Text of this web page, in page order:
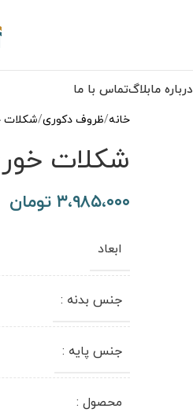
درباره مابلاگتماس با ما
خانه ظروف دکوری شکلات
شکلات خوری 2 طبقه برنجی طرح مارینا مدل
۳،۹۸۵،۰۰۰ تومان
ابعاد
جنس بدنه :
جنس پایه :
محصول :